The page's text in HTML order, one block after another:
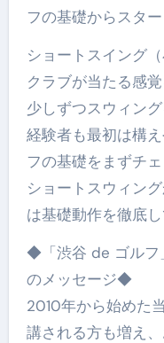
フの基礎からスター
ショートスイング
クラブが当たる感覚
少しずつスウィン
経験者も最初は構
フの基礎をまずチェ
ショートスウィン
は基礎動作を徹底
◆「渋谷 de ゴルフ
のメッセージ◆
2010年から始めた
講される方も増え